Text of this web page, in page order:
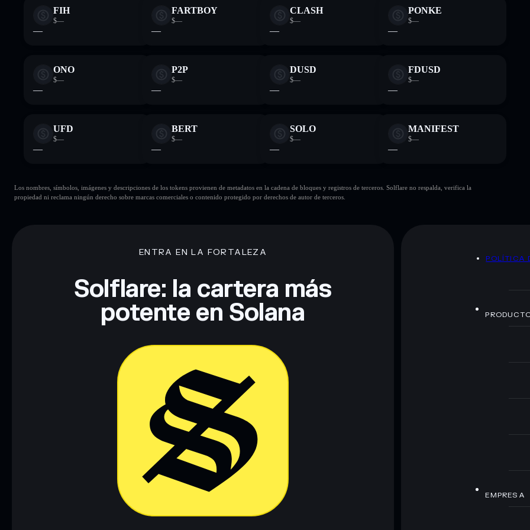
FIH
$—
—
FARTBOY
$—
—
CLASH
$—
—
PONKE
$—
—
ONO
$—
—
P2P
$—
—
DUSD
$—
—
FDUSD
$—
—
UFD
$—
—
BERT
$—
—
SOLO
$—
—
MANIFEST
$—
—
Los nombres, símbolos, imágenes y descripciones de los tokens provienen de metadatos en la cadena de bloques y registros de terceros. Solflare no respalda, verifica la
propiedad ni reclama ningún derecho sobre marcas comerciales o contenido protegido por derechos de autor de terceros.
ENTRA EN LA FORTALEZA
Solflare: la cartera más
potente en Solana
POLÍTICA
EMPRESA